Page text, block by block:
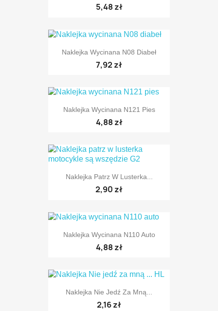
5,48 zł
Naklejka Wycinana N08 Diabeł
7,92 zł
Naklejka Wycinana N121 Pies
4,88 zł
Naklejka Patrz W Lusterka...
2,90 zł
Naklejka Wycinana N110 Auto
4,88 zł
Naklejka Nie Jedź Za Mną...
2,16 zł